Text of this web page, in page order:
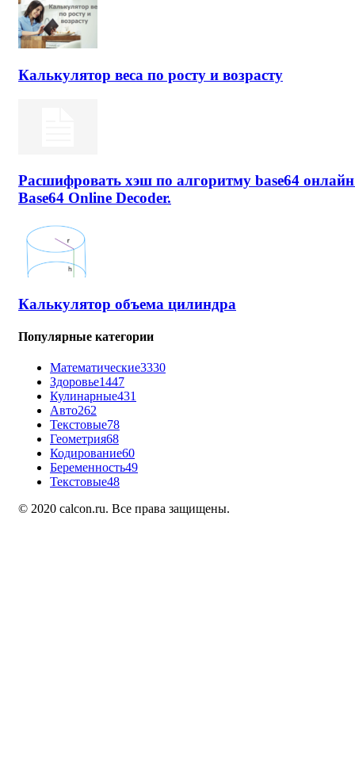
Калькулятор веса по росту и возрасту
Расшифровать хэш по алгоритму base64
Base64 Online Decoder.
Калькулятор объема цилиндра
Популярные категории
Математические3330
Здоровье1447
Кулинарные431
Авто262
Текстовые78
Геометрия68
Кодирование60
Беременность49
Текстовые48
© 2020 calcon.ru. Все права защищены.